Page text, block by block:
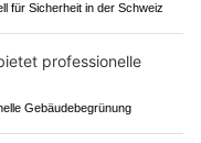
für Sicherheit in der Schweiz
Gebäudebegrünung